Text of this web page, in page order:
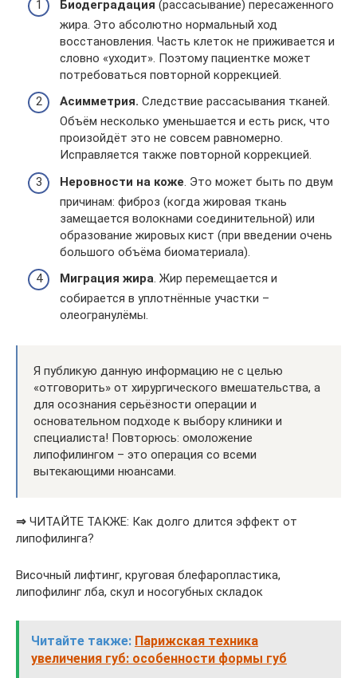
Биодеградация (рассасывание) пересаженного
жира. Это абсолютно нормальный ход
восстановления. Часть клеток не приживается и
словно «уходит». Поэтому пациентке может
потребоваться повторной коррекцией.
Асимметрия. Следствие рассасывания тканей.
Объём несколько уменьшается и есть риск, что
произойдёт это не совсем равномерно.
Исправляется также повторной коррекцией.
Неровности на коже. Это может быть по двум
причинам: фиброз (когда жировая ткань
замещается волокнами соединительной) или
образование жировых кист (при введении очень
большого объёма биоматериала).
Миграция жира. Жир перемещается и
собирается в уплотнённые участки –
олеогранулёмы.
Я публикую данную информацию не с целью
«отговорить» от хирургического вмешательства, а
для осознания серьёзности операции и
основательном подходе к выбору клиники и
специалиста! Повторюсь: омоложение
липофилингом – это операция со всеми
вытекающими нюансами.
⇒ ЧИТАЙТЕ ТАКЖЕ: Как долго длится эффект от
липофилинга?
Височный лифтинг, круговая блефаропластика,
липофилинг лба, скул и носогубных складок
Читайте также: Парижская техника
увеличения губ: особенности формы губ